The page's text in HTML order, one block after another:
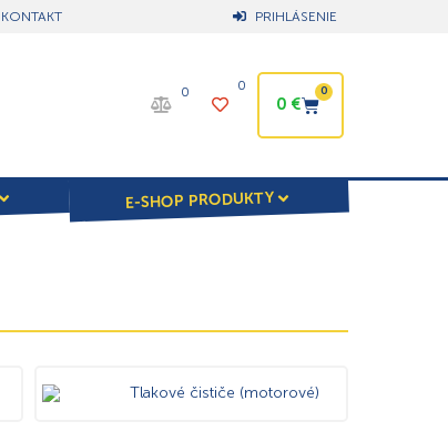
KONTAKT PRIHLÁSENIE
0 0
0€
0
E-SHOP PRODUKTY
Tlakové čističe (motorové)